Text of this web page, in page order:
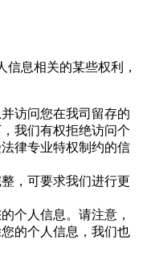
息相关的某些权利，
访问您在我司留存的
我们有权拒绝访问个
律专业特权制约的信
，可要求我们进行更
个人信息。请注意，
的个人信息，我们也